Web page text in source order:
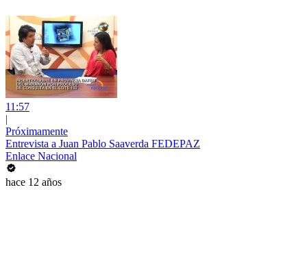
11:57
|
Próximamente
Entrevista a Juan Pablo Saaverda FEDEPAZ
Enlace Nacional
hace 12 años